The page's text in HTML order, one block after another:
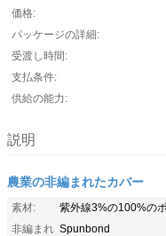
価格:
パッケージの詳細:
受渡し時間:
支払条件:
供給の能力:
説明
農業の非編まれたカバー
素材:
紫外線3%の100%の
非編まれ Spunbond